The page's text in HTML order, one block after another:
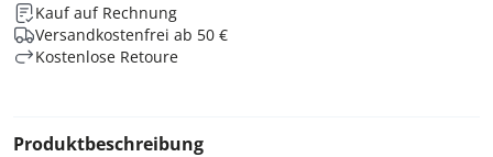
Kauf auf Rechnung
Versandkostenfrei ab 50 €
Kostenlose Retoure
Produktbeschreibung